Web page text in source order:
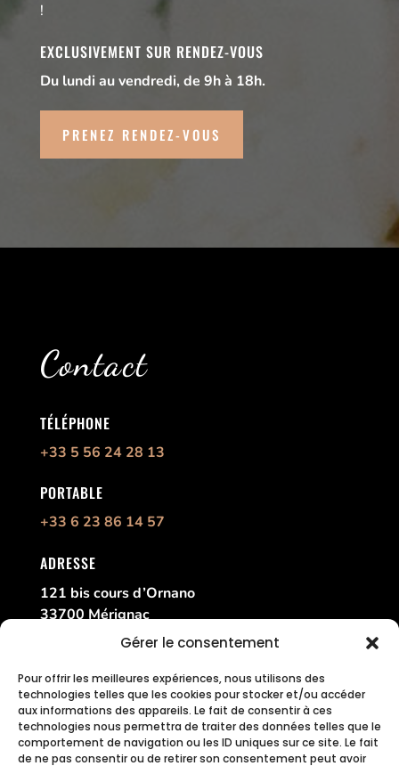
Gérer le consentement
Pour offrir les meilleures expériences, nous utilisons des
technologies telles que les cookies pour stocker et/ou accéder
aux informations des appareils. Le fait de consentir à ces
technologies nous permettra de traiter des données telles que le
comportement de navigation ou les ID uniques sur ce site. Le fait
de ne pas consentir ou de retirer son consentement peut avoir
!
EXCLUSIVEMENT SUR RENDEZ-VOUS
Du lundi au vendredi, de 9h à 18h.
PRENEZ RENDEZ-VOUS
Contact
TÉLÉPHONE
+33 5 56 24 28 13
PORTABLE
+33 6 23 86 14 57
ADRESSE
121 bis cours d’Ornano
33700 Mérignac